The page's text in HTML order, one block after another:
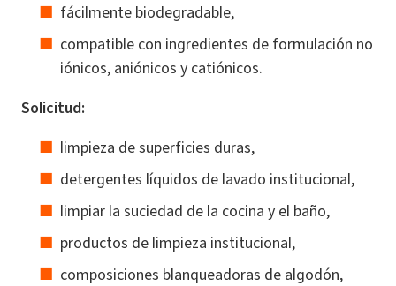
fácilmente biodegradable,
compatible con ingredientes de formulación no
iónicos, aniónicos y catiónicos.
Solicitud:
limpieza de superficies duras,
detergentes líquidos de lavado institucional,
limpiar la suciedad de la cocina y el baño,
productos de limpieza institucional,
composiciones blanqueadoras de algodón,